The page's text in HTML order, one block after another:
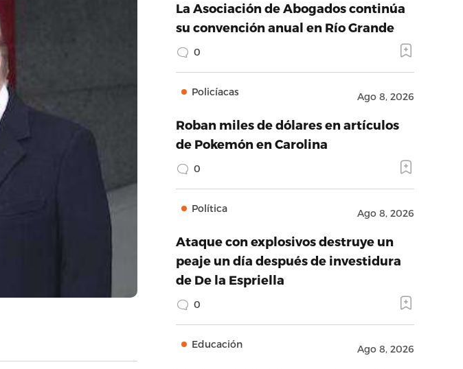
La Asociación de Abogados continúa
su convención anual en Río Grande
0
Policíacas Ago 8, 2026
Roban miles de dólares en artículos
de Pokemón en Carolina
0
Política Ago 8, 2026
Ataque con explosivos destruye un
peaje un día después de investidura
de De la Espriella
0
Educación Ago 8, 2026